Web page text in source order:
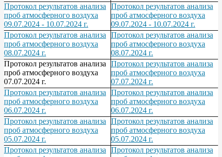
Протокол результатов анализа
проб атмосферного воздуха
09.07.2024 - 10.07.2024 г.
Протокол результатов анализа
проб атмосферного воздуха
09.07.2024 - 10.07.2024 г.
Протокол результатов анализа
проб атмосферного воздуха
08.07.2024 г.
Протокол результатов анализа
проб атмосферного воздуха
08.07.2024 г.
Протокол результатов анализа
проб атмосферного воздуха
07.07.2024 г.
Протокол результатов анализа
проб атмосферного воздуха
07.07.2024 г.
Протокол результатов анализа
проб атмосферного воздуха
06.07.2024 г.
Протокол результатов анализа
проб атмосферного воздуха
06.07.2024 г.
Протокол результатов анализа
проб атмосферного воздуха
05.07.2024 г.
Протокол результатов анализа
проб атмосферного воздуха
05.07.2024 г.
Протокол результатов анализа
Протокол результатов анализа